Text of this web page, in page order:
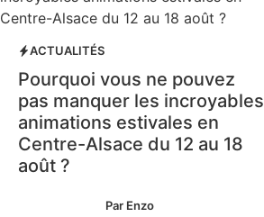
Centre-Alsace du 12 au 18 août ?
ACTUALITÉS
Pourquoi vous ne pouvez
pas manquer les incroyables
animations estivales en
Centre-Alsace du 12 au 18
août ?
Par Enzo